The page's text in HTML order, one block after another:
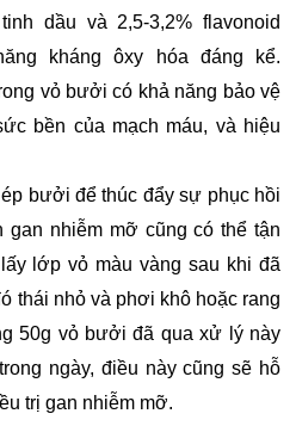
dầu và 2,5-3,2% flavonoid
kháng ôxy hóa đáng kể.
vỏ bưởi có khả năng bảo vệ
bền của mạch máu, và hiệu
bưởi để thúc đẩy sự phục hồi
nhiễm mỡ cũng có thể tận
lớp vỏ màu vàng sau khi đã
thái nhỏ và phơi khô hoặc rang
50g vỏ bưởi đã qua xử lý này
ngày, điều này cũng sẽ hỗ
trị gan nhiễm mỡ.